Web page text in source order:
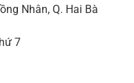
Nhân, Q. Hai Bà
7